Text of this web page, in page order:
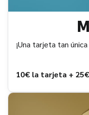
¡Una tarjeta tan
10€ la tarjeta +